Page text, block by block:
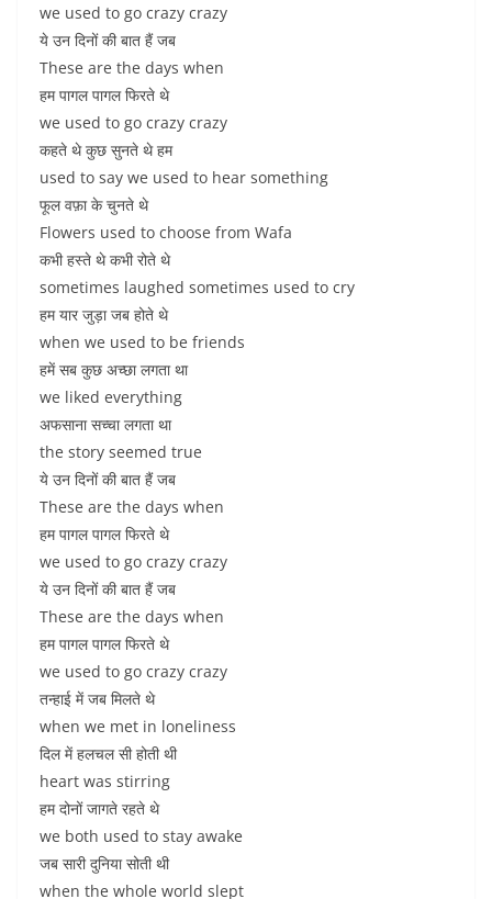
we used to go crazy crazy
ये उन दिनों की बात हैं जब
These are the days when
हम पागल पागल फिरते थे
we used to go crazy crazy
कहते थे कुछ सुनते थे हम
used to say we used to hear something
फूल वफ़ा के चुनते थे
Flowers used to choose from Wafa
कभी हस्ते थे कभी रोते थे
sometimes laughed sometimes used to cry
हम यार जुड़ा जब होते थे
when we used to be friends
हमें सब कुछ अच्छा लगता था
we liked everything
अफसाना सच्चा लगता था
the story seemed true
ये उन दिनों की बात हैं जब
These are the days when
हम पागल पागल फिरते थे
we used to go crazy crazy
ये उन दिनों की बात हैं जब
These are the days when
हम पागल पागल फिरते थे
we used to go crazy crazy
तन्हाई में जब मिलते थे
when we met in loneliness
दिल में हलचल सी होती थी
heart was stirring
हम दोनों जागते रहते थे
we both used to stay awake
जब सारी दुनिया सोती थी
when the whole world slept